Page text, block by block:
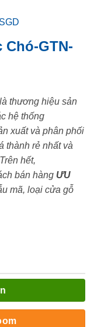
Chó-GTN-
là thương hiệu sản
hệ thống
xuất và phân phối
thành rẻ nhất và
hết,
bán hàng ƯU
mã, loại cửa gỗ